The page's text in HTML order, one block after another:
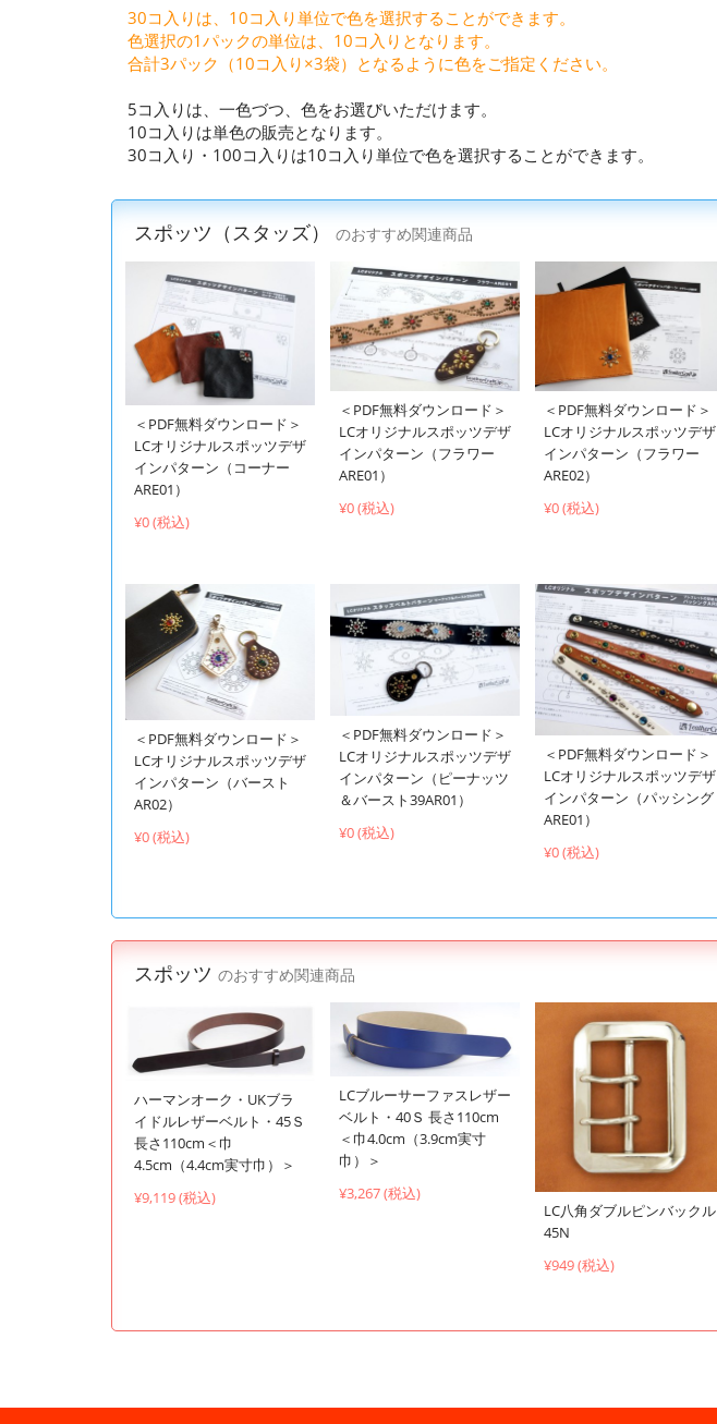
30コ入りは、10コ入り単位で色を選択することができます。
色選択の1パックの単位は、10コ入りとなります。
合計3パック（10コ入り×3袋）となるように色をご指定ください。
5コ入りは、一色づつ、色をお選びいただけます。
10コ入りは単色の販売となります。
30コ入り・100コ入りは10コ入り単位で色を選択することができます。
スポッツ（スタッズ） のおすすめ関連商品
＜PDF無料ダウンロード＞
LCオリジナルスポッツデザ
インパターン（コーナー
ARE01）
¥0 (税込)
＜PDF無料ダウンロード＞
LCオリジナルスポッツデザ
インパターン（フラワー
ARE01）
¥0 (税込)
＜PDF無料ダウンロード＞
LCオリジナルスポッツデザ
インパターン（フラワー
ARE02）
¥0 (税込)
＜PDF無料ダウンロード＞
LCオリジナルスポッツデザ
インパターン（バースト
AR02）
¥0 (税込)
＜PDF無料ダウンロード＞
LCオリジナルスポッツデザ
インパターン（ピーナッツ
＆バースト39AR01）
¥0 (税込)
＜PDF無料ダウンロード＞
LCオリジナルスポッツデザ
インパターン（パッシング
ARE01）
¥0 (税込)
スポッツ のおすすめ関連商品
ハーマンオーク・UKブラ
イドルレザーベルト・45Ｓ
長さ110cm＜巾
4.5cm（4.4cm実寸巾）＞
¥9,119 (税込)
LCブルーサーファスレザー
ベルト・40Ｓ 長さ110cm
＜巾4.0cm（3.9cm実寸
巾）＞
¥3,267 (税込)
LC八角ダブルピンバックル
45N
¥949 (税込)